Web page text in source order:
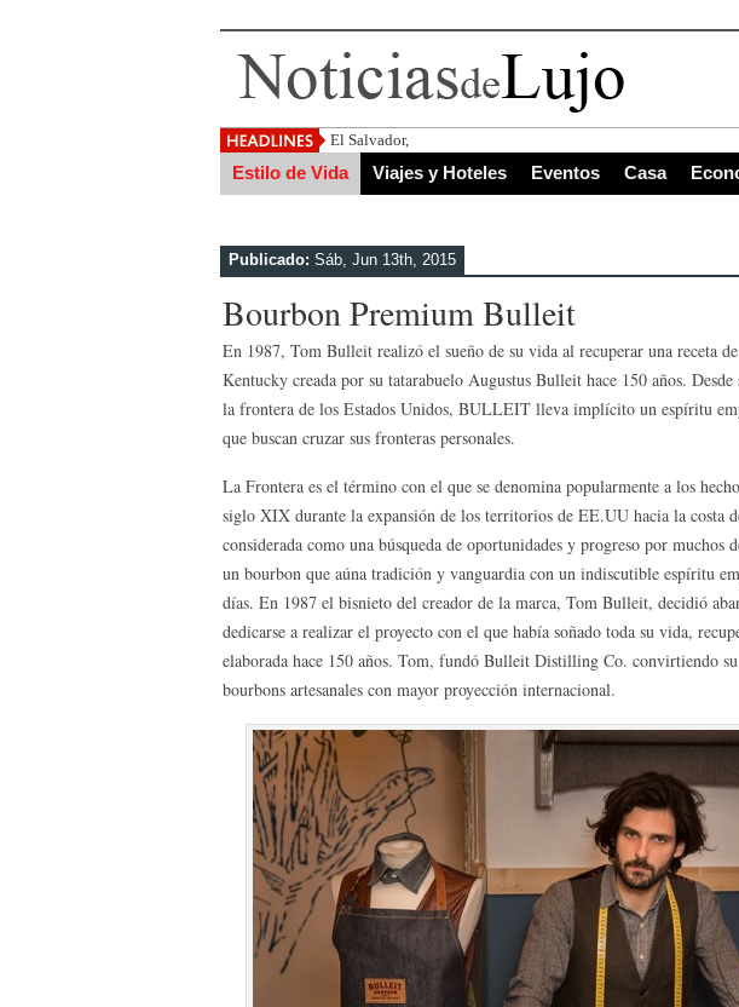
El Salvador, uno de los destinos con mayor
Estilo de Vida Viajes y Hoteles Eventos Casa
Publicado: Sáb, Jun 13th, 2015
Bourbon Premium Bulleit
En 1987, Tom Bulleit realizó el sueño de su vida al recuperar una receta
Kentucky creada por su tatarabuelo Augustus Bulleit hace 150 años.
la frontera de los Estados Unidos, BULLEIT lleva implícito un espíritu
que buscan cruzar sus fronteras personales.
La Frontera es el término con el que se denomina popularmente a los
siglo XIX durante la expansión de los territorios de EE.UU hacia la costa
considerada como una búsqueda de oportunidades y progreso por muchos
un bourbon que aúna tradición y vanguardia con un indiscutible espíritu
días. En 1987 el bisnieto del creador de la marca, Tom Bulleit, decidió
dedicarse a realizar el proyecto con el que había soñado toda su vida,
elaborada hace 150 años. Tom, fundó Bulleit Distilling Co. convirtiendo
bourbons artesanales con mayor proyección internacional.